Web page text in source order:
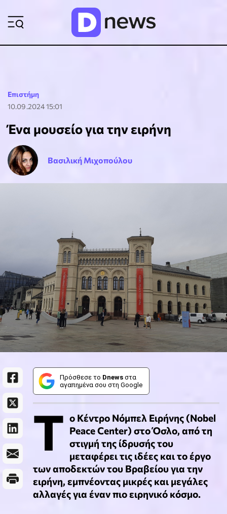
Επιστήμη
10.09.2024 15:01
Ένα μουσείο για την ειρήνη
Βασιλική Μιχοπούλου
Πρόσθεσε το Dnews στα
αγαπημένα σου στη Google
Τ ο Κέντρο Νόμπελ Ειρήνης (Nobel
Peace Center) στο Όσλο, από τη
στιγμή της ίδρυσής του
μεταφέρει τις ιδέες και το έργο
των αποδεκτών του Βραβείου για την
ειρήνη, εμπνέοντας μικρές και μεγάλες
αλλαγές για έναν πιο ειρηνικό κόσμο.